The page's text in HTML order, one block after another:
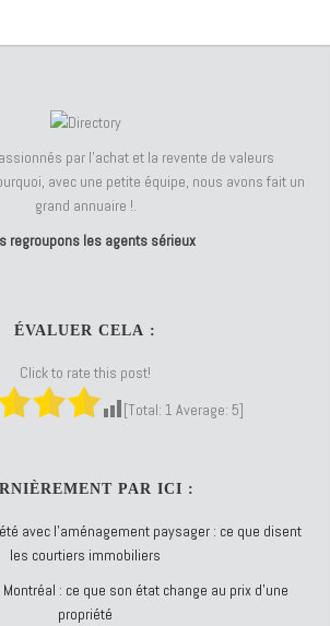
par l'achat et la revente de valeurs
avec une petite équipe, nous avons fait un
grand annuaire !.
regroupons les agents sérieux
ÉVALUER CELA :
Click to rate this post!
[Total: 1 Average: 5]
PAR ICI :
avec l’aménagement paysager : ce que disent
les courtiers immobiliers
: ce que son état change au prix d’une
propriété